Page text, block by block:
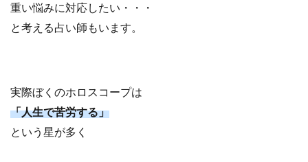
重い悩みに対応したい・・・
と考える占い師もいます。
実際ぼくのホロスコープは
「人生で苦労する」
という星が多く